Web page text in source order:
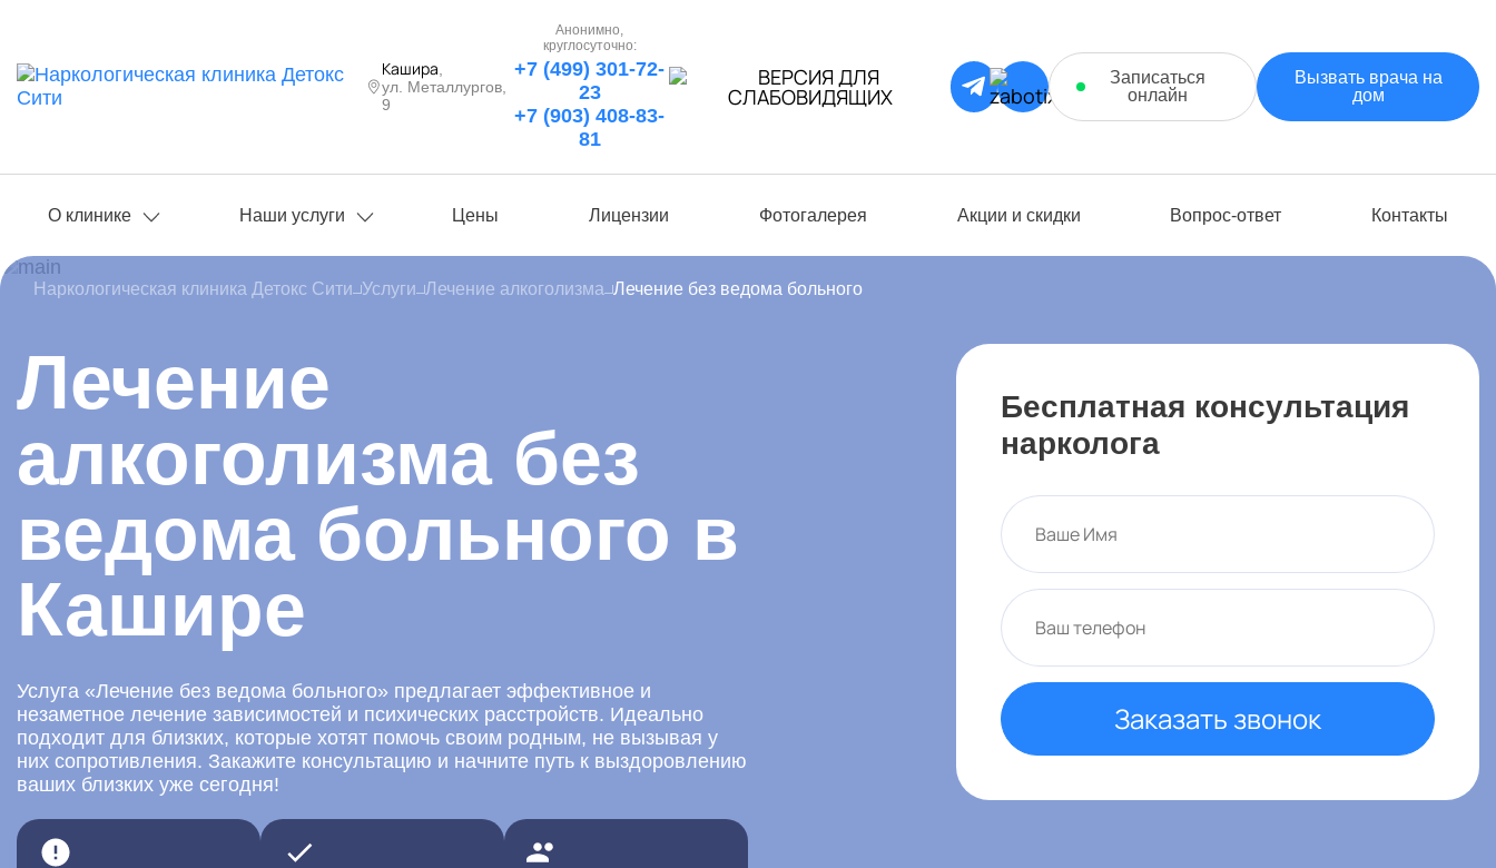
Кашира
ул. Металлургов,
9
Анонимно,
круглосуточно:
+7 (499) 301-72-
23
+7 (903) 408-83-
81
Записаться
онлайн
Вызвать врача на
дом
О клинике Наши услуги Цены Лицензии Фотогалерея Акции и скидки Вопрос-ответ Контакты
Наркологическая клиника Детокс Сити Услуги Лечение алкоголизма Лечение без ведома больного
Лечение
алкоголизма без
ведома больного в
Кашире
Услуга «Лечение без ведома больного» предлагает эффективное и
незаметное лечение зависимостей и психических расстройств. Идеально
подходит для близких, которые хотят помочь своим родным, не вызывая у
них сопротивления. Закажите консультацию и начните путь к выздоровлению
ваших близких уже сегодня!
Бесплатная консультация
нарколога
Заказать звонок